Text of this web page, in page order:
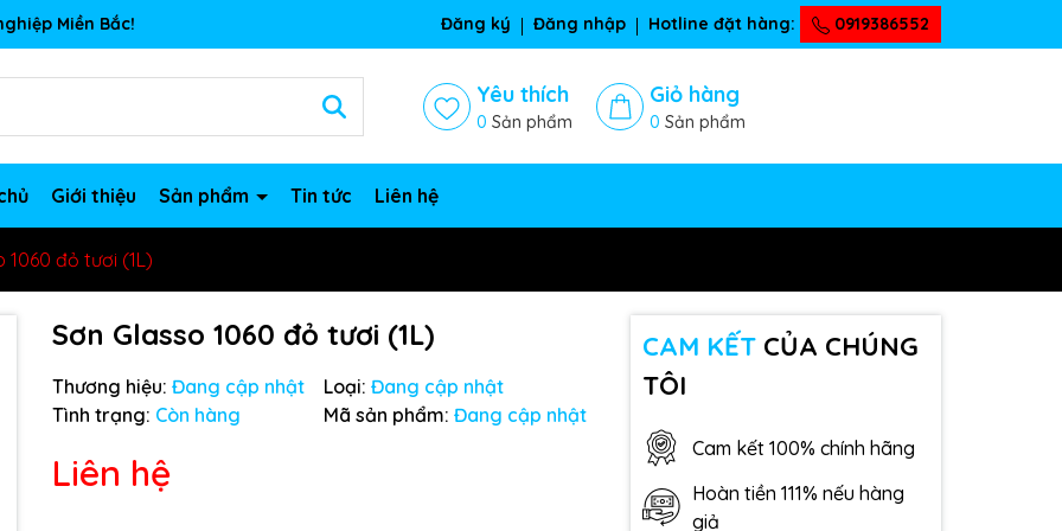
Miền Bắc! Đăng ký Đăng nhập Hotline đặt hàng: 0919386552
Yêu thích
0 Sản phẩm
Giỏ hàng
0 Sản phẩm
Giới thiệu Sản phẩm Tin tức Liên hệ
1060 đỏ tươi (1L)
Sơn Glasso 1060 đỏ tươi (1L)
Thương hiệu: Đang cập nhật Loại: Đang cập nhật
Tình trạng: Còn hàng Mã sản phẩm: Đang cập nhật
Liên hệ
CAM KẾTCỦA CHÚNG
TÔI
Cam kết 100% chính hãng
Hoàn tiền 111% nếu hàng
giả